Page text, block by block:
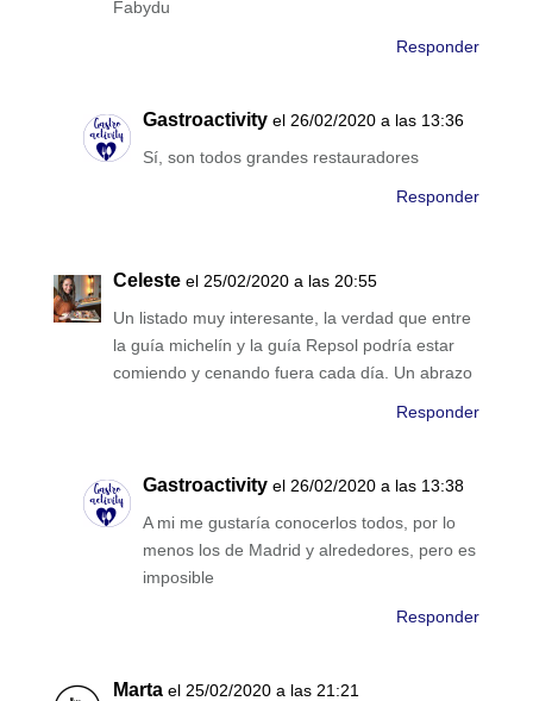
Fabydu
Responder
Gastroactivity el 26/02/2020 a las 13:36
Sí, son todos grandes restauradores
Responder
Celeste el 25/02/2020 a las 20:55
Un listado muy interesante, la verdad que entre
la guía michelín y la guía Repsol podría estar
comiendo y cenando fuera cada día. Un abrazo
Responder
Gastroactivity el 26/02/2020 a las 13:38
A mi me gustaría conocerlos todos, por lo
menos los de Madrid y alrededores, pero es
imposible
Responder
Marta el 25/02/2020 a las 21:21